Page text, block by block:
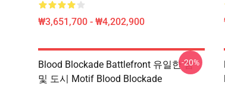
₩3,651,700 - ₩4,202,900
Blood Blockade Battlefront 유일한 힘
및 도시 Motif Blood Blockade
-20%